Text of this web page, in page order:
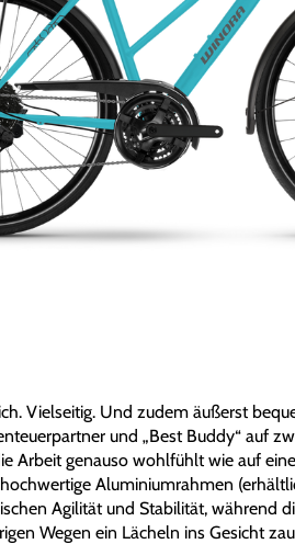
Vielseitig. Und zudem äußerst
und „Best Buddy“ auf
Arbeit genauso wohlfühlt wie auf
Aluminiumrahmen
Agilität und Stabilität, während
Wegen ein Lächeln ins Gesicht